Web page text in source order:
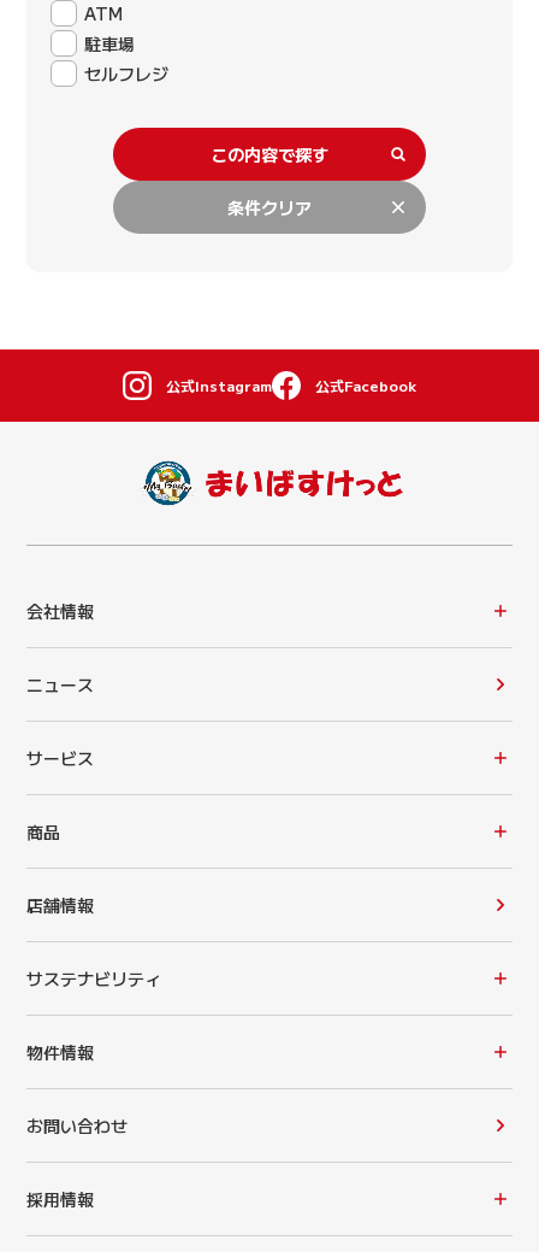
ATM
駐車場
セルフレジ
この内容で探す
条件クリア
公式Instagram 公式Facebook
会社情報
ニュース
サービス
商品
店舗情報
サステナビリティ
物件情報
お問い合わせ
採用情報